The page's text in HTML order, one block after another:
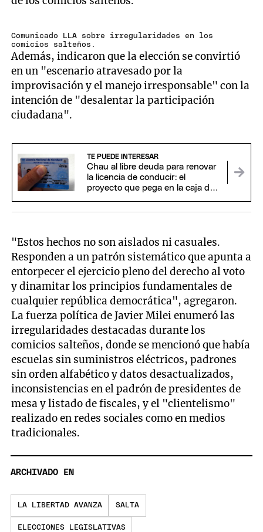
Comunicado LLA sobre irregularidades en los
comicios salteños.
Además, indicaron que la elección se convirtió
en un "escenario atravesado por la
improvisación y el manejo irresponsable" con la
intención de "desalentar la participación
ciudadana".
TE PUEDE INTERESAR
Chau al libre deuda para renovar
la licencia de conducir: el
proyecto que pega en la caja de
"Estos hechos no son aislados ni casuales.
Responden a un patrón sistemático que apunta a
entorpecer el ejercicio pleno del derecho al voto
y dinamitar los principios fundamentales de
cualquier república democrática", agregaron.
La fuerza política de Javier Milei enumeró las
irregularidades destacadas durante los
comicios salteños, donde se mencionó que había
escuelas sin suministros eléctricos, padrones
sin orden alfabético y datos desactualizados,
inconsistencias en el padrón de presidentes de
mesa y listado de fiscales, y el "clientelismo"
realizado en redes sociales como en medios
tradicionales.
ARCHIVADO EN
LA LIBERTAD AVANZA SALTA
ELECCIONES LEGISLATIVAS